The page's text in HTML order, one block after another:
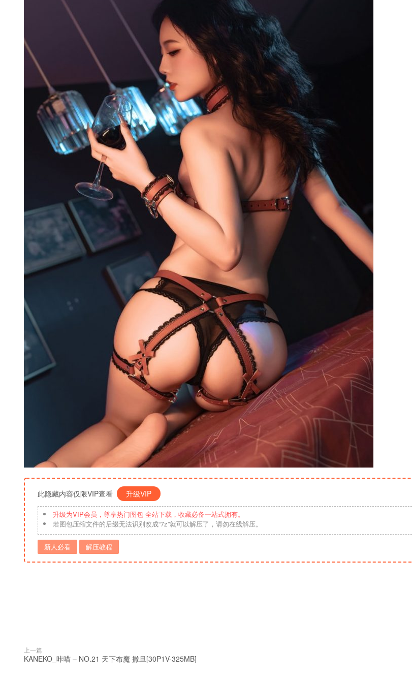
此隐藏内容仅限VIP查看 升级VIP
升级为VIP会员，尊享热门图包 全站下载，收藏必备一站式拥有。
若图包压缩文件的后缀无法识别改成“7z”就可以解压了，请勿在线解压。
新人必看 解压教程
上一篇
KANEKO_咔喵 – NO.21 天下布魔 撒旦[30P1V-325MB]